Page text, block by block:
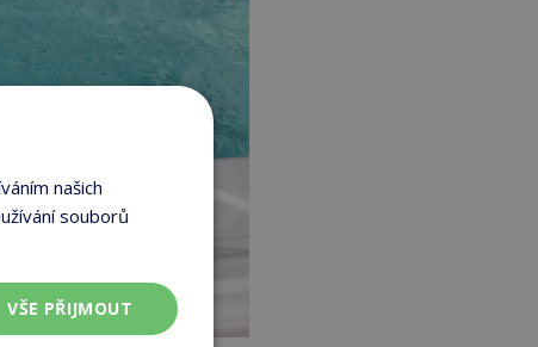
našich
souborů
VŠE PŘIJMOUT